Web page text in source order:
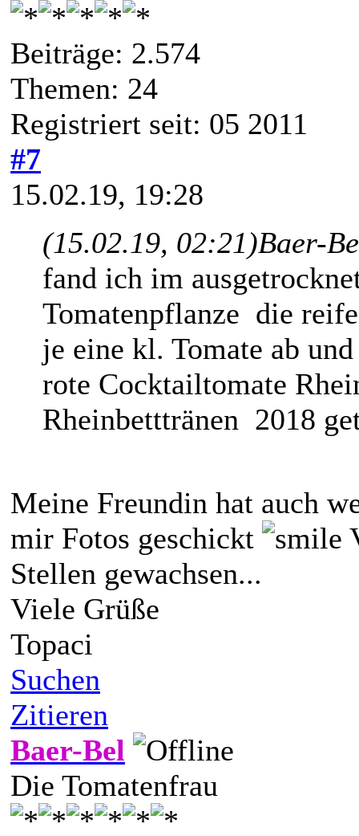
Beiträge: 2.574
Themen: 24
Registriert seit: 05 2011
#7
15.02.19, 19:28
(15.02.19, 02:21)Baer-
fand ich im
Tomatenpflanze die
je eine kl. Tomate ab
rote Cocktailtomate
Rheinbetttränen 2018
Meine Freundin hat auch
mir Fotos geschickt
Stellen gewachsen...
Viele Grüße
Topaci
Suchen
Zitieren
Baer-Bel
Die Tomatenfrau